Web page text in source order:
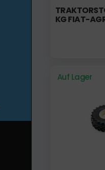
G FIAT-
Auf Lager